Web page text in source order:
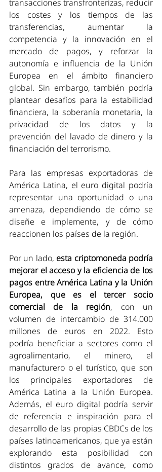
transacciones transfronterizas, reducir
los costes y los tiempos de las
transferencias, aumentar la
competencia y la innovación en el
mercado de pagos, y reforzar la
autonomía e influencia de la Unión
Europea en el ámbito financiero
global. Sin embargo, también podría
plantear desafíos para la estabilidad
financiera, la soberanía monetaria, la
privacidad de los datos y la
prevención del lavado de dinero y la
financiación del terrorismo.
Para las empresas exportadoras de
América Latina, el euro digital podría
representar una oportunidad o una
amenaza, dependiendo de cómo se
diseñe e implemente, y de cómo
reaccionen los países de la región.
Por un lado, esta criptomoneda podría
mejorar el acceso y la eficiencia de los
pagos entre América Latina y la Unión
Europea, que es el tercer socio
comercial de la región, con un
volumen de intercambio de 314.000
millones de euros en 2022. Esto
podría beneficiar a sectores como el
agroalimentario, el minero, el
manufacturero o el turístico, que son
los principales exportadores de
América Latina a la Unión Europea.
Además, el euro digital podría servir
de referencia e inspiración para el
desarrollo de las propias CBDCs de los
países latinoamericanos, que ya están
explorando esta posibilidad con
distintos grados de avance, como